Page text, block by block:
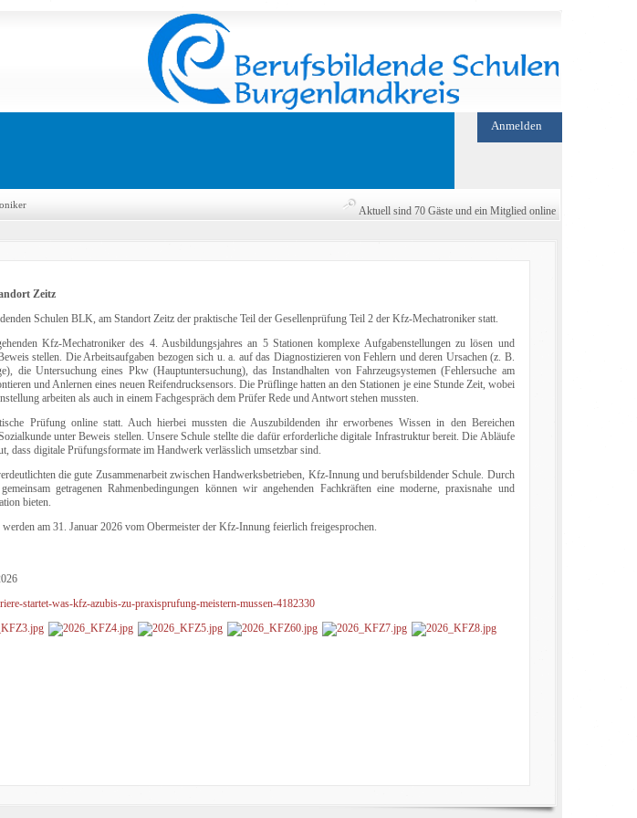
Anmelden
Aktuell sind 70 Gäste und ein Mitglied online
Zeitz
Schulen BLK, am Standort Zeitz der praktische Teil der Gesellenprüfung Teil 2 der Kfz-Mechatroniker statt.
Kfz-Mechatroniker des 4. Ausbildungsjahres an 5 Stationen komplexe Aufgabenstellungen zu lösen und
stellen. Die Arbeitsaufgaben bezogen sich u. a. auf das Diagnostizieren von Fehlern und deren Ursachen (z. B.
die Untersuchung eines Pkw (Hauptuntersuchung), das Instandhalten von Fahrzeugsystemen (Fehlersuche am
und Anlernen eines neuen Reifendrucksensors. Die Prüflinge hatten an den Stationen je eine Stunde Zeit, wobei
arbeiten als auch in einem Fachgespräch dem Prüfer Rede und Antwort stehen mussten.
Prüfung online statt. Auch hierbei mussten die Auszubildenden ihr erworbenes Wissen in den Bereichen
unter Beweis stellen. Unsere Schule stellte die dafür erforderliche digitale Infrastruktur bereit. Die Abläufe
dass digitale Prüfungsformate im Handwerk verlässlich umsetzbar sind.
die gute Zusammenarbeit zwischen Handwerksbetrieben, Kfz-Innung und berufsbildender Schule. Durch
getragenen Rahmenbedingungen können wir angehenden Fachkräften eine moderne, praxisnahe und
bieten.
am 31. Januar 2026 vom Obermeister der Kfz-Innung feierlich freigesprochen.
startet-was-kfz-azubis-zu-praxisprufung-meistern-mussen-4182330